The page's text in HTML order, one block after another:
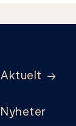
Aktuelt
Nyheter